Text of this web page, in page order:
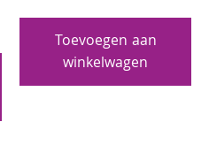
Toevoegen aan
winkelwagen